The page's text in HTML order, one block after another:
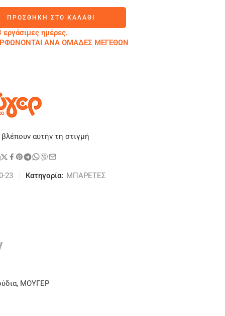
ΠΡΟΣΘΉΚΗ ΣΤΟ ΚΑΛΆΘΙ
ημέρες.
ΑΝΑ ΟΜΑΔΕΣ ΜΕΓΕΘΩΝ
αυτήν τη στιγμή
23 Κατηγορία: ΜΠΑΡΕΤΕΣ
ΜΟΥΓΕΡ